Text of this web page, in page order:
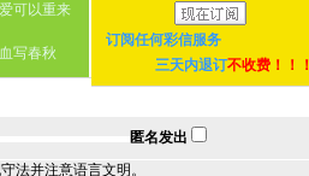
可以重来
写春秋
订阅任何彩信服务
三天内退订不收费！！！
匿名发出
法并注意语言文明。